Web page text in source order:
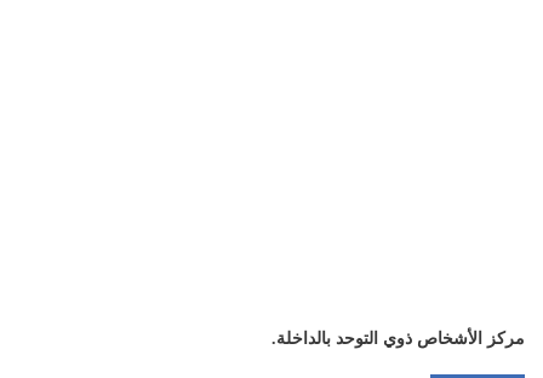
مركز الأشخاص ذوي التوحد بالداخلة.